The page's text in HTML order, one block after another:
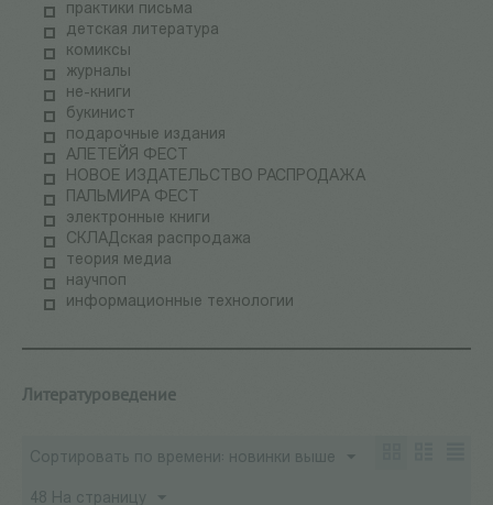
практики письма
детская литература
комиксы
журналы
не-книги
букинист
подарочные издания
АЛЕТЕЙЯ ФЕСТ
НОВОЕ ИЗДАТЕЛЬСТВО РАСПРОДАЖА
ПАЛЬМИРА ФЕСТ
электронные книги
СКЛАДская распродажа
теория медиа
научпоп
информационные технологии
Литературоведение
Сортировать по времени: новинки выше
48 На страницу